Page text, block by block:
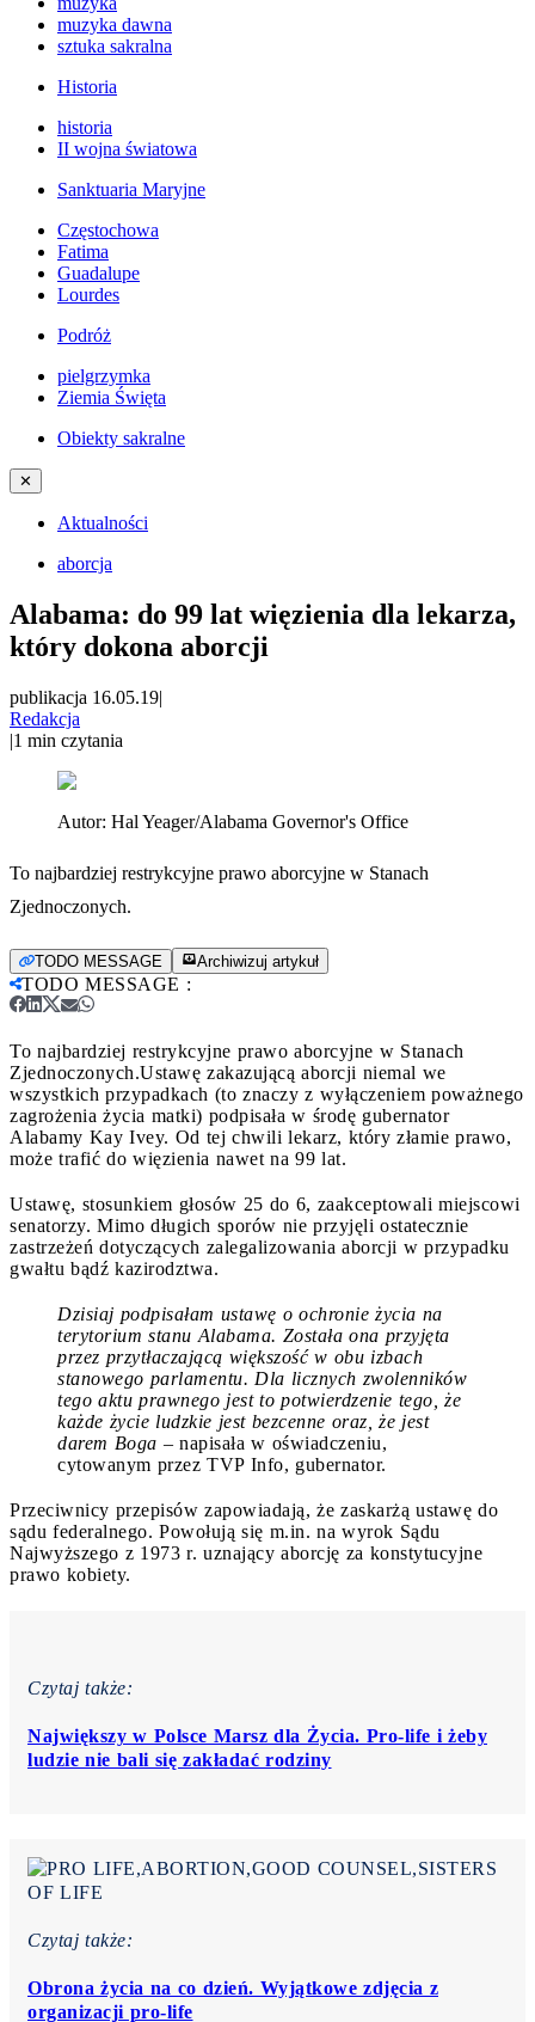
muzyka dawna
sztuka sakralna
Historia
historia
II wojna światowa
Sanktuaria Maryjne
Częstochowa
Fatima
Guadalupe
Lourdes
Podróż
pielgrzymka
Ziemia Święta
Obiekty sakralne
✕
Aktualności
aborcja
Alabama: do 99 lat więzienia dla lekarza,
który dokona aborcji
publikacja 16.05.19|
Redakcja
|1 min czytania
Autor: Hal Yeager/Alabama Governor's Office
To najbardziej restrykcyjne prawo aborcyjne w Stanach
Zjednoczonych.
TODO MESSAGE Archiwizuj artykuł
TODO MESSAGE :
To najbardziej restrykcyjne prawo aborcyjne w Stanach
Zjednoczonych.Ustawę zakazującą aborcji niemal we
wszystkich przypadkach (to znaczy z wyłączeniem poważnego
zagrożenia życia matki) podpisała w środę gubernator
Alabamy Kay Ivey. Od tej chwili lekarz, który złamie prawo,
może trafić do więzienia nawet na 99 lat.
Ustawę, stosunkiem głosów 25 do 6, zaakceptowali miejscowi
senatorzy. Mimo długich sporów nie przyjęli ostatecznie
zastrzeżeń dotyczących zalegalizowania aborcji w przypadku
gwałtu bądź kazirodztwa.
Dzisiaj podpisałam ustawę o ochronie życia na
terytorium stanu Alabama. Została ona przyjęta
przez przytłaczającą większość w obu izbach
stanowego parlamentu. Dla licznych zwolenników
tego aktu prawnego jest to potwierdzenie tego, że
każde życie ludzkie jest bezcenne oraz, że jest
darem Boga – napisała w oświadczeniu,
cytowanym przez TVP Info, gubernator.
Przeciwnicy przepisów zapowiadają, że zaskarżą ustawę do
sądu federalnego. Powołują się m.in. na wyrok Sądu
Najwyższego z 1973 r. uznający aborcję za konstytucyjne
prawo kobiety.
Czytaj także:
Największy w Polsce Marsz dla Życia. Pro-life i żeby
ludzie nie bali się zakładać rodziny
Czytaj także:
Obrona życia na co dzień. Wyjątkowe zdjęcia z
organizacji pro-life